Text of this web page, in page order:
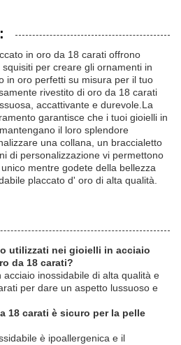
in oro da 18 carati offrono
per creare gli ornamenti in
in oro perfetti su misura per il tuo
rivestito di oro da 18 carati
accattivante e durevole.La
garantisce che i tuoi gioielli in
il loro splendore
una collana, un braccialetto
di personalizzazione vi permettono
mentre godete della bellezza
placcato d' oro di alta qualità.
utilizzati nei gioielli in acciaio
da 18 carati?
acciaio inossidabile di alta qualità e
per dare un aspetto lussuoso e
18 carati è sicuro per la pelle
è ipoallergenica e il